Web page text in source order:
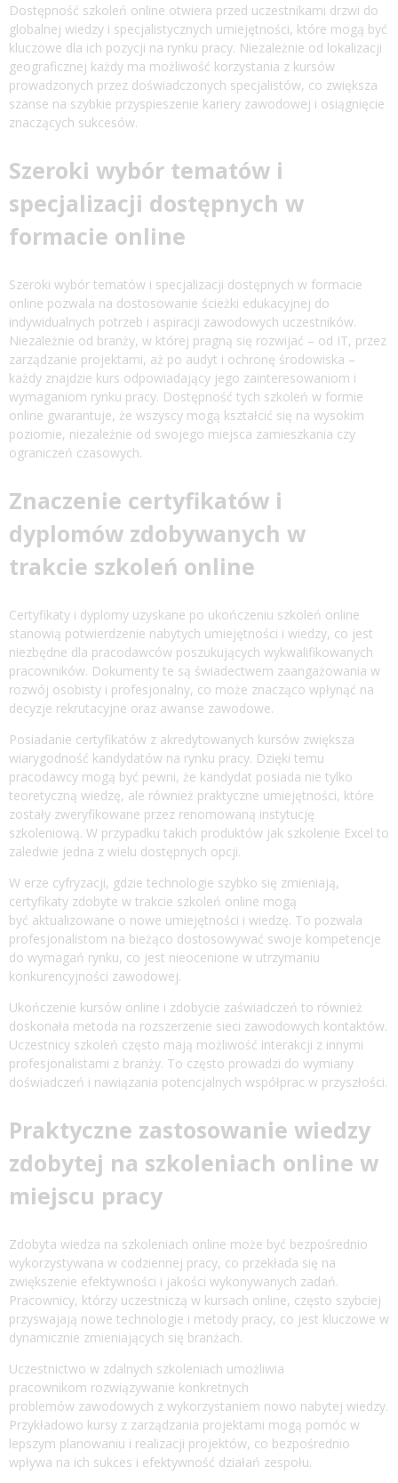
Dostępność szkoleń online otwiera przed uczestnikami drzwi do
globalnej wiedzy i specjalistycznych umiejętności, które mogą być
kluczowe dla ich pozycji na rynku pracy. Niezależnie od lokalizacji
geograficznej każdy ma możliwość korzystania z kursów
prowadzonych przez doświadczonych specjalistów, co zwiększa
szanse na szybkie przyspieszenie kariery zawodowej i osiągnięcie
znaczących sukcesów.
Szeroki wybór tematów i
specjalizacji dostępnych w
formacie online
Szeroki wybór tematów i specjalizacji dostępnych w formacie
online pozwala na dostosowanie ścieżki edukacyjnej do
indywidualnych potrzeb i aspiracji zawodowych uczestników.
Niezależnie od branży, w której pragną się rozwijać – od IT, przez
zarządzanie projektami, aż po audyt i ochronę środowiska –
każdy znajdzie kurs odpowiadający jego zainteresowaniom i
wymaganiom rynku pracy. Dostępność tych szkoleń w formie
online gwarantuje, że wszyscy mogą kształcić się na wysokim
poziomie, niezależnie od swojego miejsca zamieszkania czy
ograniczeń czasowych.
Znaczenie certyfikatów i
dyplomów zdobywanych w
trakcie szkoleń online
Certyfikaty i dyplomy uzyskane po ukończeniu szkoleń online
stanowią potwierdzenie nabytych umiejętności i wiedzy, co jest
niezbędne dla pracodawców poszukujących wykwalifikowanych
pracowników. Dokumenty te są świadectwem zaangażowania w
rozwój osobisty i profesjonalny, co może znacząco wpłynąć na
decyzje rekrutacyjne oraz awanse zawodowe.
Posiadanie certyfikatów z akredytowanych kursów zwiększa
wiarygodność kandydatów na rynku pracy. Dzięki temu
pracodawcy mogą być pewni, że kandydat posiada nie tylko
teoretyczną wiedzę, ale również praktyczne umiejętności, które
zostały zweryfikowane przez renomowaną instytucję
szkoleniową. W przypadku takich produktów jak szkolenie Excel to
zaledwie jedna z wielu dostępnych opcji.
W erze cyfryzacji, gdzie technologie szybko się zmieniają,
certyfikaty zdobyte w trakcie szkoleń online mogą
być aktualizowane o nowe umiejętności i wiedzę. To pozwala
profesjonalistom na bieżąco dostosowywać swoje kompetencje
do wymagań rynku, co jest nieocenione w utrzymaniu
konkurencyjności zawodowej.
Ukończenie kursów online i zdobycie zaświadczeń to również
doskonała metoda na rozszerzenie sieci zawodowych kontaktów.
Uczestnicy szkoleń często mają możliwość interakcji z innymi
profesjonalistami z branży. To często prowadzi do wymiany
doświadczeń i nawiązania potencjalnych współprac w przyszłości.
Praktyczne zastosowanie wiedzy
zdobytej na szkoleniach online w
miejscu pracy
Zdobyta wiedza na szkoleniach online może być bezpośrednio
wykorzystywana w codziennej pracy, co przekłada się na
zwiększenie efektywności i jakości wykonywanych zadań.
Pracownicy, którzy uczestniczą w kursach online, często szybciej
przyswajają nowe technologie i metody pracy, co jest kluczowe w
dynamicznie zmieniających się branżach.
Uczestnictwo w zdalnych szkoleniach umożliwia
pracownikom rozwiązywanie konkretnych
problemów zawodowych z wykorzystaniem nowo nabytej wiedzy.
Przykładowo kursy z zarządzania projektami mogą pomóc w
lepszym planowaniu i realizacji projektów, co bezpośrednio
wpływa na ich sukces i efektywność działań zespołu.